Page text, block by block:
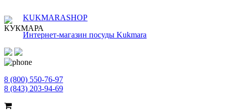
KUKMARASHOP
Интернет-магазин посуды Kukmara
8 (800) 550-76-97
8 (843) 203-94-69